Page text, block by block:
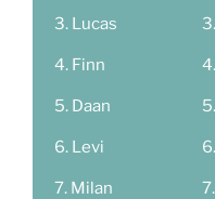
Lucas
Finn
Daan
Levi
Milan